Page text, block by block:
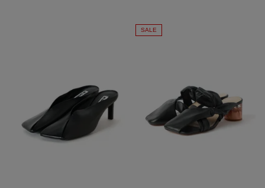
SALE